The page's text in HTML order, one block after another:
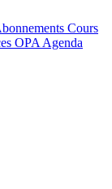
Cours
OPA Agenda